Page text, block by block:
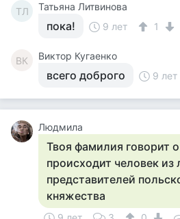
ТЛ Татьяна Литвинова
пока! 9 лет 1
ВК Виктор Кугаенко
всего доброго 9 лет
Людмила
Твоя фамилия говорит
происходит человек из
представителей
княжества